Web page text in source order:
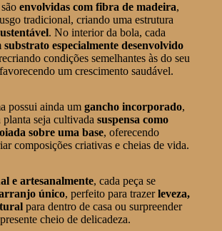
envolvidas com fibra de madeira,
tradicional, criando uma estrutura
. No interior da bola, cada
substrato especialmente desenvolvido
condições semelhantes às do seu
um crescimento saudável.
possui ainda um gancho incorporado,
seja cultivada suspensa como
sobre uma base, oferecendo
composições criativas e cheias de vida.
e artesanalmente, cada peça se
único, perfeito para trazerleveza,
para dentro de casa ou surpreender
cheio de delicadeza.